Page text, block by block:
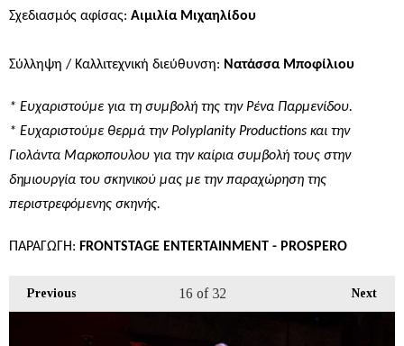
Σχεδιασμός αφίσας: Αιμιλία Μιχαηλίδου
Σύλληψη / Καλλιτεχνική διεύθυνση: Νατάσσα Μποφίλιου
* Ευχαριστούμε για τη συμβολή της την Ρένα Παρμενίδου.
* Ευχαριστούμε θερμά την Polyplanity Productions και την
Γιολάντα Μαρκοπουλου για την καίρια συμβολή τους στην
δημιουργία του σκηνικού μας με την παραχώρηση της
περιστρεφόμενης σκηνής.
ΠΑΡΑΓΩΓΗ: FRONTSTAGE ENTERTAINMENT - PROSPERO
Previous Next
16 of 32